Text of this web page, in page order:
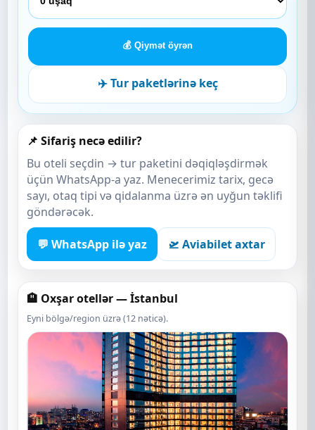
💰 Qiymət öyrən
✈️ Tur paketlərinə keç
📌 Sifariş necə edilir?
Bu oteli seçdin → tur paketini dəqiqləşdirmək
üçün WhatsApp-a yaz. Menecerimiz tarix, gecə
sayı, otaq tipi və qidalanma üzrə ən uyğun təklifi
göndərəcək.
💬 WhatsApp ilə yaz 🛫 Aviabilet axtar
🏨 Oxşar otellər — İstanbul
Eyni bölgə/region üzrə (12 nəticə).